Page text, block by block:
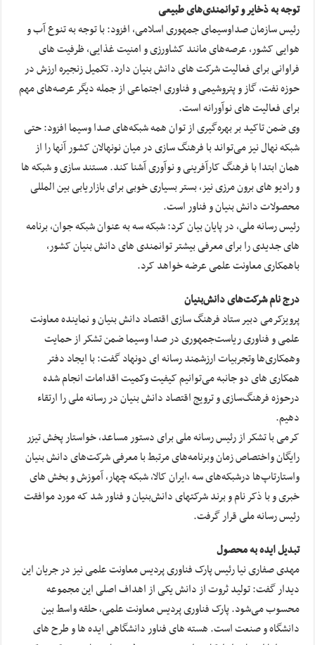
توجه به ذخایر و توانمندی‌های طبیعی
رئیس سازمان صداوسیمای جمهوری اسلامی، افزود: با توجه به تنوع آب و
هوایی کشور، عرصه‌های مانند کشاورزی و امنیت غذایی، ظرفیت های
فراوانی برای فعالیت شرکت های دانش بنیان دارد. تکمیل زنجیره ارزش در
حوزه نفت، گاز و پتروشیمی و فناوری اجتماعی از جمله دیگر عرصه‌های مهم
برای فعالیت های نوآورانه است.
وی ضمن تاکید بر بهره‌گیری از توان همه شبکه‌های صدا وسیما افزود: حتی
شبکه نهال نیز می‌تواند با فرهنگ سازی در میان نونهالان کشور آنها را از
همان ابتدا با فرهنگ کارآفرینی و نوآوری آشنا کند. مستند سازی و شبکه ها
و رادیو های برون مرزی نیز، بستر بسیاری خوبی برای بازاریابی بین المللی
محصولات دانش بنیان و فناور است.
رئیس رسانه ملی، در پایان بیان کرد: شبکه سه به عنوان شبکه جوان، برنامه
های جدیدی را برای معرفی بیشتر توانمندی های دانش بنیان کشور،
باهمکاری معاونت علمی عرضه خواهد کرد.
درج نام شرکت‌های دانش‌بنیان
پرویزکرمی دبیر ستاد فرهنگ سازی اقتصاد دانش بنیان و نماینده معاونت
علمی و فناوری ریاست‌جمهوری در صدا وسیما ضمن تشکر از حمایت
وهمکاری‌ها وتجربیات ارزشمند رسانه ای دونهاد گفت: با ایجاد دفتر
همکاری های دو جانبه می‌توانیم کیفیت وکمیت اقدامات انجام شده
درحوزه فرهنگ‌سازی و ترویج اقتصاد دانش بنیان در رسانه ملی را ارتقاء
دهیم.
کرمی با تشکر از رئیس رسانه ملی برای دستور مساعد، خواستار پخش تیزر
رایگان واختصاص زمان وبرنامه‌های مرتبط با معرفی شرکت‌های دانش بنیان
واستارتاپ‌ها درشبکه‌های سه ،ایران کالا، شبکه چهار، آموزش و بخش های
خبری و با ذکر نام و برند شرکتهای دانش‌بنیان و فناور شد که مورد موافقت
رئیس رسانه ملی قرار گرفت.
تبدیل ایده به محصول
مهدی صفاری نیا رئیس پارک فناوری پردیس معاونت علمی نیز در جریان این
دیدار گفت: تولید ثروت از دانش یکی از اهداف اصلی این مجموعه
محسوب می‌شود. پارک فناوری پردیس معاونت علمی، حلقه واسط بین
دانشگاه و صنعت است. هسته های فناور دانشگاهی ایده ها و طرح های